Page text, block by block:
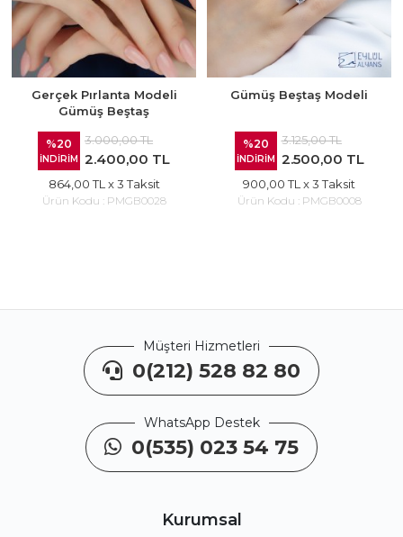
Gerçek Pırlanta Modeli
Gümüş Beştaş
%20
İNDİRİM
3.000,00 TL
2.400,00 TL
864,00 TL x 3 Taksit
Ürün Kodu : PMGB0028
Gümüş Beştaş Modeli
%20
İNDİRİM
3.125,00 TL
2.500,00 TL
900,00 TL x 3 Taksit
Ürün Kodu : PMGB0008
Müşteri Hizmetleri
0(212) 528 82 80
WhatsApp Destek
0(535) 023 54 75
Kurumsal